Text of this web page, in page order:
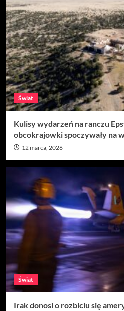
Świat
Kulisy wydarzeń na ranczu
obcokrajowki spoczywały na
12 marca, 2026
Świat
Irak donosi o rozbiciu się